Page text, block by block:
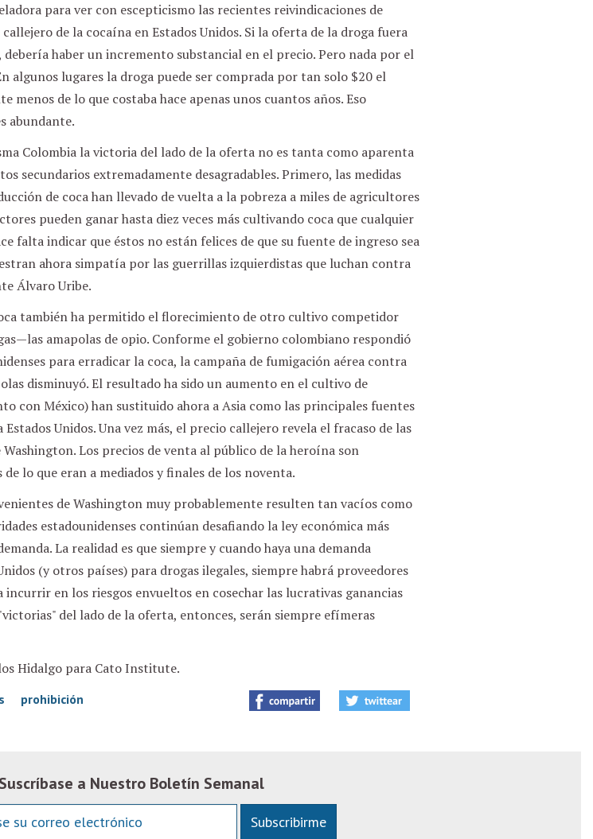
para ver con escepticismo las recientes reivindicaciones de
de la cocaína en Estados Unidos. Si la oferta de la droga fuera
haber un incremento substancial en el precio. Pero nada por el
algunos lugares la droga puede ser comprada por tan solo $20 el
menos de lo que costaba hace apenas unos cuantos años. Eso
abundante.
Colombia la victoria del lado de la oferta no es tanta como aparenta
secundarios extremadamente desagradables. Primero, las medidas
de coca han llevado de vuelta a la pobreza a miles de agricultores
pueden ganar hasta diez veces más cultivando coca que cualquier
falta indicar que éstos no están felices de que su fuente de ingreso sea
ahora simpatía por las guerrillas izquierdistas que luchan contra
Álvaro Uribe.
también ha permitido el florecimiento de otro cultivo competidor
amapolas de opio. Conforme el gobierno colombiano respondió
para erradicar la coca, la campaña de fumigación aérea contra
disminuyó. El resultado ha sido un aumento en el cultivo de
con México) han sustituido ahora a Asia como las principales fuentes
Unidos. Una vez más, el precio callejero revela el fracaso de las
Los precios de venta al público de la heroína son
lo que eran a mediados y finales de los noventa.
de Washington muy probablemente resulten tan vacíos como
estadounidenses continúan desafiando la ley económica más
La realidad es que siempre y cuando haya una demanda
(y otros países) para drogas ilegales, siempre habrá proveedores
incurrir en los riesgos envueltos en cosechar las lucrativas ganancias
del lado de la oferta, entonces, serán siempre efímeras
Hidalgo para Cato Institute.
prohibición
Suscríbase a Nuestro Boletín Semanal